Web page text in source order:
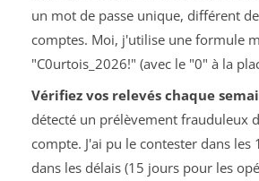
un mot de passe unique, différent
comptes. Moi, j'utilise une formule
"C0urtois_2026!" (avec le "0" à la
Vérifiez vos relevés chaque
détecté un prélèvement frauduleux
compte. J'ai pu le contester dans les
dans les délais (15 jours pour les